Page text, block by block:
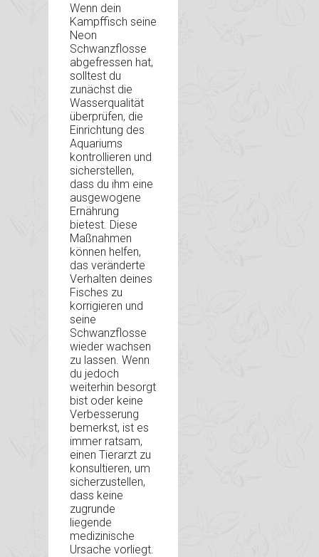
Wenn dein
Kampffisch seine
Neon
Schwanzflosse
abgefressen hat,
solltest du
zunächst die
Wasserqualität
überprüfen, die
Einrichtung des
Aquariums
kontrollieren und
sicherstellen,
dass du ihm eine
ausgewogene
Ernährung
bietest. Diese
Maßnahmen
können helfen,
das veränderte
Verhalten deines
Fisches zu
korrigieren und
seine
Schwanzflosse
wieder wachsen
zu lassen. Wenn
du jedoch
weiterhin besorgt
bist oder keine
Verbesserung
bemerkst, ist es
immer ratsam,
einen Tierarzt zu
konsultieren, um
sicherzustellen,
dass keine
zugrunde
liegende
medizinische
Ursache vorliegt.